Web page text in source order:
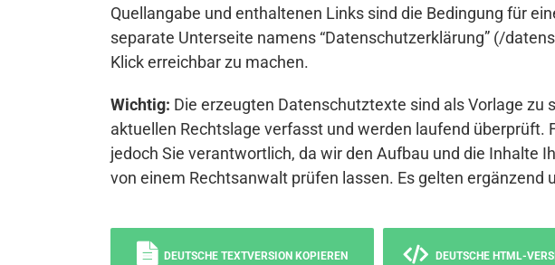
Quellangabe und enthaltenen Links sind die Bedingung für
separate Unterseite namens “Datenschutzerklärung” (/
Klick erreichbar zu machen.
Wichtig: Die erzeugten Datenschutztexte sind als Vorlage
aktuellen Rechtslage verfasst und werden laufend
jedoch Sie verantwortlich, da wir den Aufbau und die Inhalte
von einem Rechtsanwalt prüfen lassen. Es gelten ergänzend
DEUTSCHE TEXTVERSION KOPIEREN DEUTSCHE HTML-